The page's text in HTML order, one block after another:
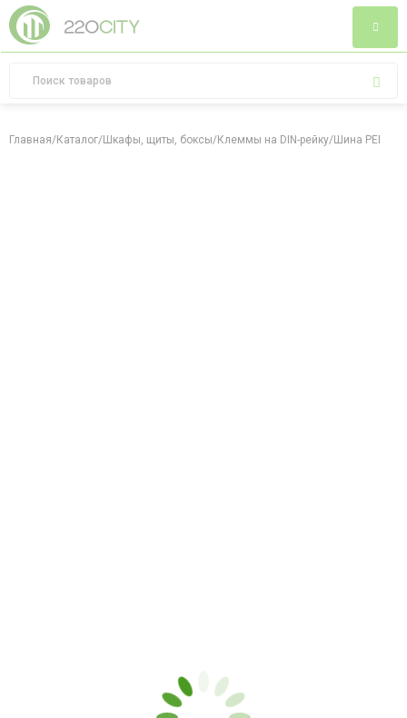
Главная/Каталог/Шкафы, щиты, боксы/Клеммы на DIN-рейку/Шина PEN